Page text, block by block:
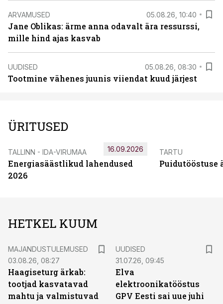
ARVAMUSED 05.08.26, 10:40
Jane Oblikas: ärme anna odavalt ära ressurssi,
mille hind ajas kasvab
UUDISED 05.08.26, 08:30
Tootmine vähenes juunis viiendat kuud järjest
ÜRITUSED
TALLINN - IDA-VIRUMAA
Energiasäästlikud lahendused
2026
16.09.2026 TARTU
Puidutööstuse
HETKEL KUUM
MAJANDUSTULEMUSED
03.08.26, 08:27
Haagiseturg ärkab:
tootjad kasvatavad
mahtu ja valmistuvad
UUDISED
31.07.26, 09:45
Elva
elektroonikatööstus
GPV Eesti sai uue juhi